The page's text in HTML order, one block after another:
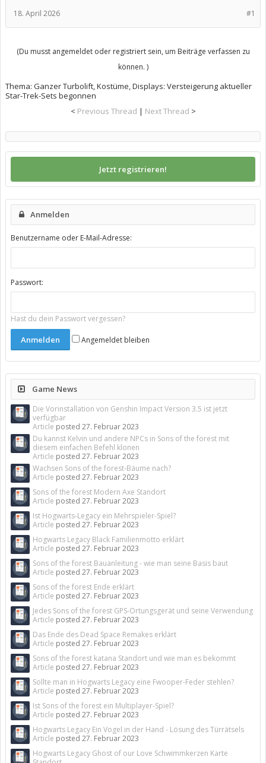
#1
18. April 2026
(Du musst angemeldet oder registriert sein, um Beiträge verfassen zu
können. )
Thema: Ganzer Turbolift, Kostüme, Displays: Versteigerung aktueller
Star-Trek-Sets begonnen
< Previous Thread | Next Thread >
Jetzt registrieren!
Anmelden
Benutzername oder E-Mail-Adresse:
Passwort:
Hast du dein Passwort vergessen?
Angemeldet bleiben
Game News
Die Vorinstallation von Genshin Impact Version 3.5 ist jetzt
verfügbar
Article posted 27. Februar 2023
Du kannst Kelvin und andere NPCs in Sons of the forest mit
diesem einfachen Befehl klonen
Article posted 27. Februar 2023
Wachsen Sons of the forest-Bäume nach?
Article posted 27. Februar 2023
Sons of the forest Modern Axe Standort
Article posted 27. Februar 2023
Ist Hogwarts-Legacy ein Mehrspieler-Spiel?
Article posted 27. Februar 2023
Hogwarts Legacy Black Familienmotto erklärt
Article posted 27. Februar 2023
Sons of the forest Bauanleitung - wie man seine Basis baut
Article posted 27. Februar 2023
Sons of the forest Ende erklärt
Article posted 27. Februar 2023
Jedes Sons of the forest GPS-Ortungsgerät und seine Verwendung
Article posted 27. Februar 2023
Das Ende des Dead Space Remakes erklärt
Article posted 27. Februar 2023
Sons of the forest katana Standort und wie man es bekommt
Article posted 27. Februar 2023
Sollte man in Hogwarts Legacy eine Fwooper-Feder stehlen?
Article posted 27. Februar 2023
Ist Sons of the forest ein Multiplayer-Spiel?
Article posted 27. Februar 2023
Hogwarts Legacy Ein Vogel in der Hand - Lösung des Türrätsels
Article posted 27. Februar 2023
Hogwarts Legacy Ghost of our Love Schwimmkerzen Karte